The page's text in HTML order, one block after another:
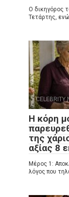
Ο δικηγόρος
Τετάρτης,
CELEBRITY
Η κόρη
της
αξίας 8
Μέρος 1:
λόγος που